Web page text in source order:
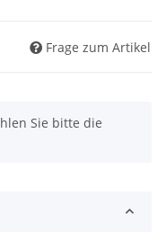
Frage zum Artikel
Sie bitte die